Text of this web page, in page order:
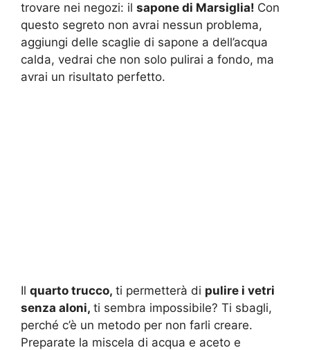
trovare nei negozi: il sapone di Marsiglia! Con
questo segreto non avrai nessun problema,
aggiungi delle scaglie di sapone a dell’acqua
calda, vedrai che non solo pulirai a fondo, ma
avrai un risultato perfetto.
Il quarto trucco, ti permetterà di pulire i vetri
senza aloni, ti sembra impossibile? Ti sbagli,
perché c’è un metodo per non farli creare.
Preparate la miscela di acqua e aceto e